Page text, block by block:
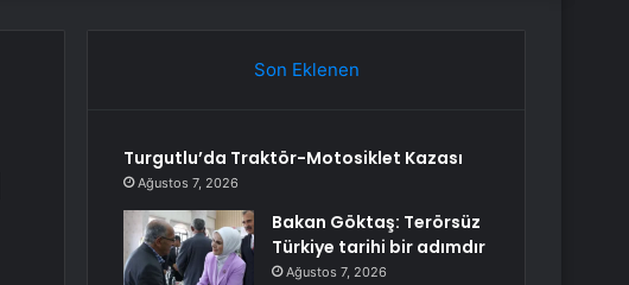
Son Eklenen
Turgutlu’da Traktör-Motosiklet Kazası
Ağustos 7, 2026
Bakan Göktaş: Terörsüz
Türkiye tarihi bir adımdır
Ağustos 7, 2026